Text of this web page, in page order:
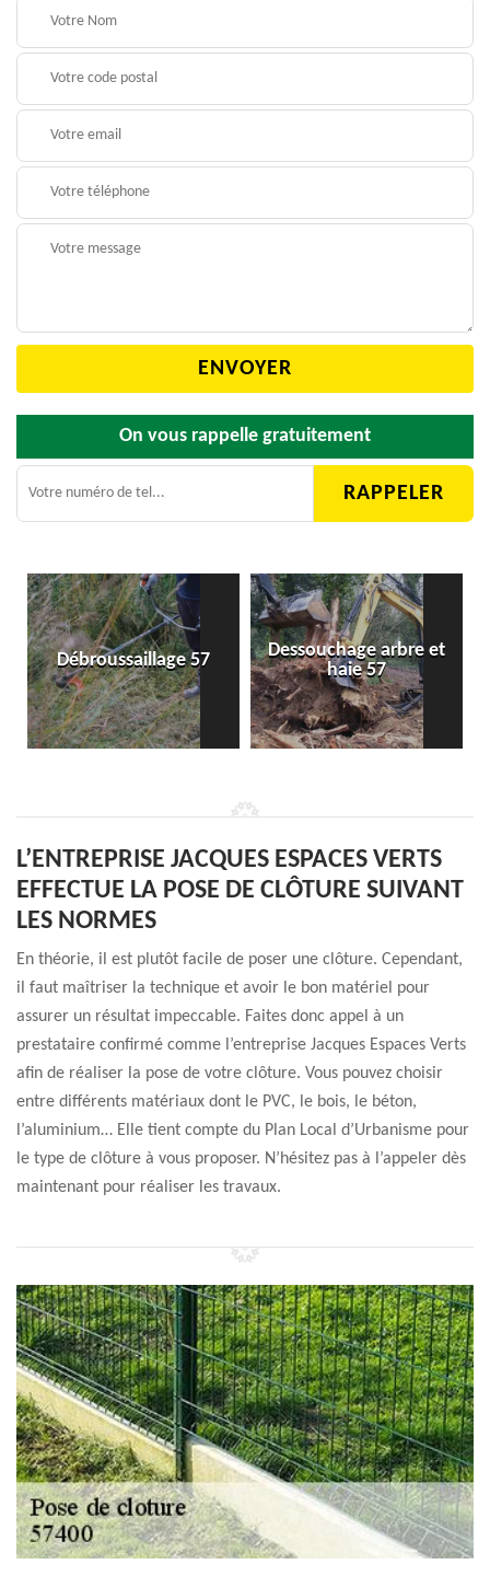
On vous rappelle gratuitement
Débroussaillage 57
Dessouchage arbre et
haie 57
L’ENTREPRISE JACQUES ESPACES VERTS
EFFECTUE LA POSE DE CLÔTURE SUIVANT
LES NORMES
En théorie, il est plutôt facile de poser une clôture. Cependant,
il faut maîtriser la technique et avoir le bon matériel pour
assurer un résultat impeccable. Faites donc appel à un
prestataire confirmé comme l’entreprise Jacques Espaces Verts
afin de réaliser la pose de votre clôture. Vous pouvez choisir
entre différents matériaux dont le PVC, le bois, le béton,
l’aluminium… Elle tient compte du Plan Local d’Urbanisme pour
le type de clôture à vous proposer. N’hésitez pas à l’appeler dès
maintenant pour réaliser les travaux.